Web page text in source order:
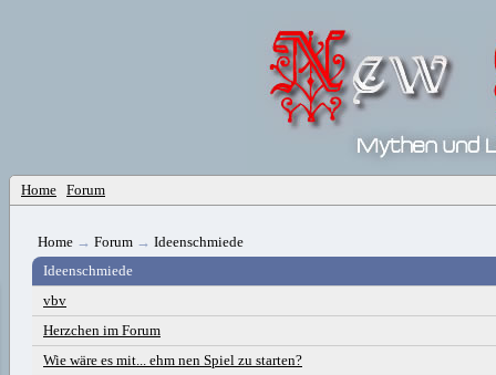
Home Forum
Home → Forum → Ideenschmiede
Ideenschmiede
vbv
Herzchen im Forum
Wie wäre es mit... ehm nen Spiel zu starten?